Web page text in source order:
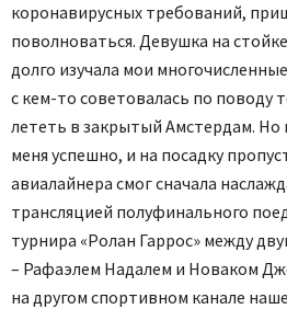
коронавирусных требований,
поволноваться. Девушка на
долго изучала мои
с кем-то советовалась по поводу
лететь в закрытый Амстердам. Но
меня успешно, и на посадку
авиалайнера смог сначала
трансляцией полуфинального
турнира «Ролан Гаррос» между
– Рафаэлем Надалем и Новаком
на другом спортивном канале